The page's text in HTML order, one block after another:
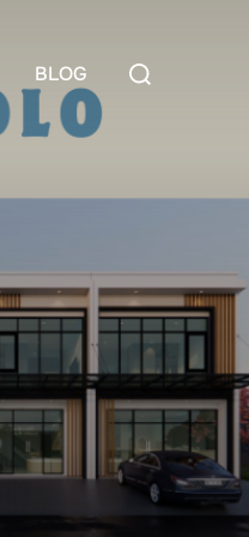
BLOG
Search